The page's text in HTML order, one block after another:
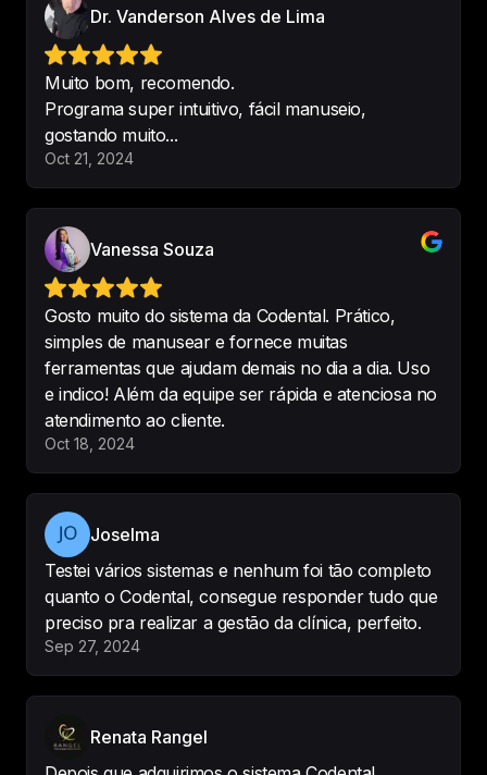
-comercial og
melhor Software sem sombra de
dúvidas
-Gabriel Vieira da Silva Teixeira
SISTEMA MUITO INTUITIVO, DE
FÁCIL UTILIZAÇÃO, CONSTA COM
TODOS OS PROCEDIMENTOS E
FERRAMENTES QUE UTILIZO
DIARIAMENTE NO CONSULTÓRIO.
Interface limpa, simples e
eficiente.
Fácil de usar!
Sempre atualizando e com uma
boa assistência operacional.
-Karina Melo
Dr. Vanderson Alves de Lima
Muito bom, recomendo.
Programa super intuitivo, fácil manuseio,
gostando muito...
Oct 21, 2024
Vanessa Souza
Gosto muito do sistema da Codental. Prático,
simples de manusear e fornece muitas
ferramentas que ajudam demais no dia a dia. Uso
e indico! Além da equipe ser rápida e atenciosa no
atendimento ao cliente.
Oct 18, 2024
Joselma
Testei vários sistemas e nenhum foi tão completo
quanto o Codental, consegue responder tudo que
preciso pra realizar a gestão da clínica, perfeito.
Sep 27, 2024
Renata Rangel